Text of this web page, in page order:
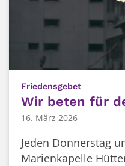
Friedensgebet:
Wir beten für
16. März 2026
Jeden Donnerstag
Marienkapelle